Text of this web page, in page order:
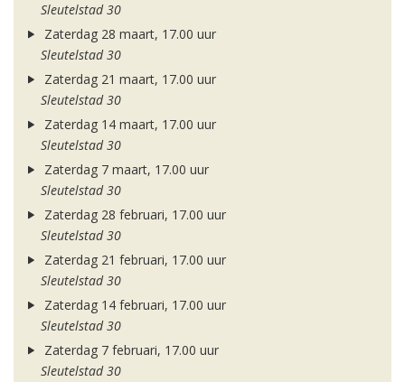
Sleutelstad 30
Zaterdag 28 maart, 17.00 uur
Sleutelstad 30
Zaterdag 21 maart, 17.00 uur
Sleutelstad 30
Zaterdag 14 maart, 17.00 uur
Sleutelstad 30
Zaterdag 7 maart, 17.00 uur
Sleutelstad 30
Zaterdag 28 februari, 17.00 uur
Sleutelstad 30
Zaterdag 21 februari, 17.00 uur
Sleutelstad 30
Zaterdag 14 februari, 17.00 uur
Sleutelstad 30
Zaterdag 7 februari, 17.00 uur
Sleutelstad 30